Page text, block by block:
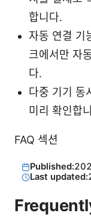
합니다.
자동 연결 기
크에서만 자
다.
다중 기기 동
미리 확인합
FAQ 섹션
Published:
Last updated: